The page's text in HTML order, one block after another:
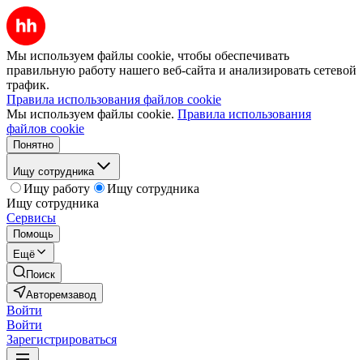
Мы используем файлы cookie, чтобы обеспечивать
правильную работу нашего веб-сайта и анализировать сетевой
трафик.
Правила использования файлов cookie
Мы используем файлы cookie. Правила использования
файлов cookie
Понятно
Ищу сотрудника
Ищу работу
Ищу сотрудника
Ищу сотрудника
Сервисы
Помощь
Ещё
Поиск
Авторемзавод
Войти
Войти
Зарегистрироваться